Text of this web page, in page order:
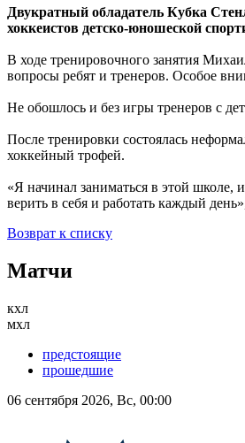
Двукратный обладатель Кубка
хоккеистов детско-юношеской
В ходе тренировочного занятия
вопросы ребят и тренеров. Особое
Не обошлось и без игры тренеров с
После тренировки состоялась
хоккейный трофей.
«Я начинал заниматься в этой школе,
верить в себя и работать каждый
Возврат к списку
Матчи
кхл
мхл
предстоящие
прошедшие
06 сентября 2026, Вс, 00:00